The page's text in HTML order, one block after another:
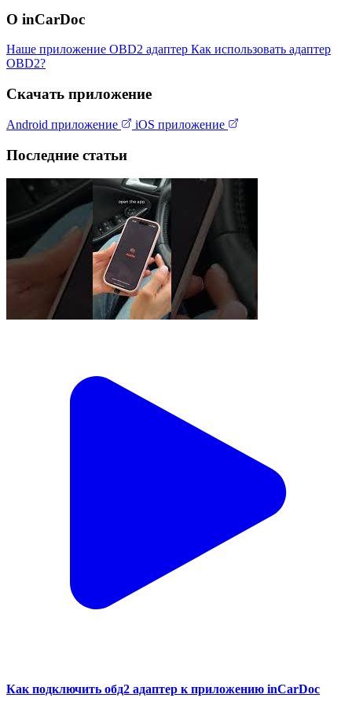
О inCarDoc
Наше приложение OBD2 адаптер Как использовать адаптер
OBD2?
Скачать приложение
Android приложение iOS приложение
Последние статьи
Как подключить обд2 адаптер к приложению inCarDoc